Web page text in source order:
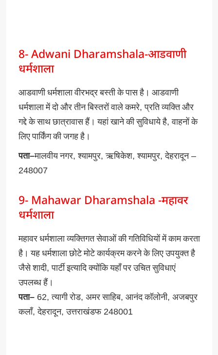
8- Adwani Dharamshala-आडवाणी
धर्मशाला
आडवाणी धर्मशाला वीरभद्र बस्ती के पास है। आडवाणी
धर्मशाला में दो और तीन बिस्तरों वाले कमरे,प्रति व्यक्ति और
गद्दे के साथ छात्रावास हैं। यहां खाने की सुविधाये है,वाहनों के
लिए पार्किंग की जगह है।
पता–मालवीय नगर,श्यामपुर,ऋषिकेश,श्यामपुर,देहरादून–
248007
9- Mahawar Dharamshala -महावर
धर्मशाला
महावर धर्मशाला व्यक्तिगत सेवाओं की गतिविधियों में काम करता
है। यह धर्मशाला छोटे मोटे कार्यक्रम करने के लिए उपयुक्त है
जैसे शादी,पार्टी इत्यादि क्योंकि यहाँ पर उचित सुविधाएं
उपलब्ध हैं।
पता–62,त्यागी रोड, अमर साहिब, आनंद कॉलोनी, अजबपुर
कलाँ,देहरादून,उत्तराखंडफ248001